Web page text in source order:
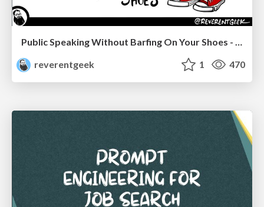
Public Speaking Without Barfing On Your Shoes - THAT 2023
reverentgeek
1 470